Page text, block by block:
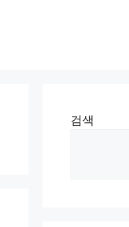
검색